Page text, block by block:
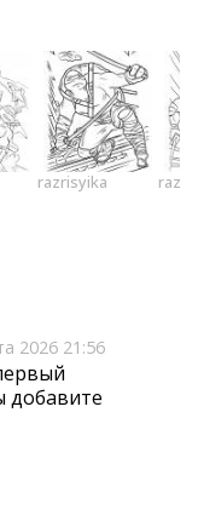
razrisyika
2026 21:56
добавите